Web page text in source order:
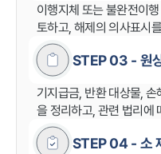
이행지체 또는 불완전이
토하고, 해제의 의사표시
STEP 03 - 원
기지급금, 반환 대상물,
을 정리하고, 관련 법리에
STEP 04 - 소